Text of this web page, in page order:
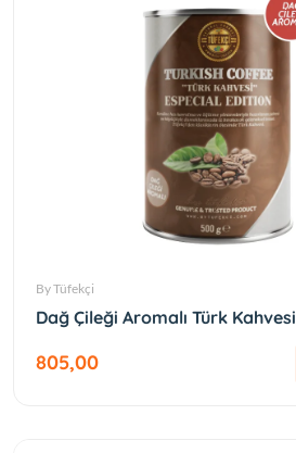
By Tüfekçi
Dağ Çileği Aromalı Türk Kahvesi
805,00